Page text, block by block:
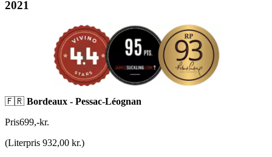
2021
🇫🇷 Bordeaux - Pessac-Léognan
Pris699,-kr.
(Literpris 932,00 kr.)